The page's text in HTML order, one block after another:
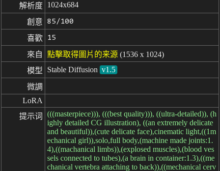
解析度 1024x684
創意 85/100
喜歡 15
來自 點擊取得圖片的来源 (1536 x 1024)
模型
Stable Diffusion v1.5
微調
LoRA
提示词
(((masterpiece))), (((best quality))), ((ultra-detailed)), (h
ighly detailed CG illustration), ((an extremely delicate
and beautiful)),(cute delicate face),cinematic light,((1m
echanical girl)),solo,full body,(machine made joints:1.
4),((machanical limbs)),(explosed muscles),(blood ves
sels connected to tubes),(a brain in container:1.3),((me
chanical vertebra attaching to back)),((mechanical cerv